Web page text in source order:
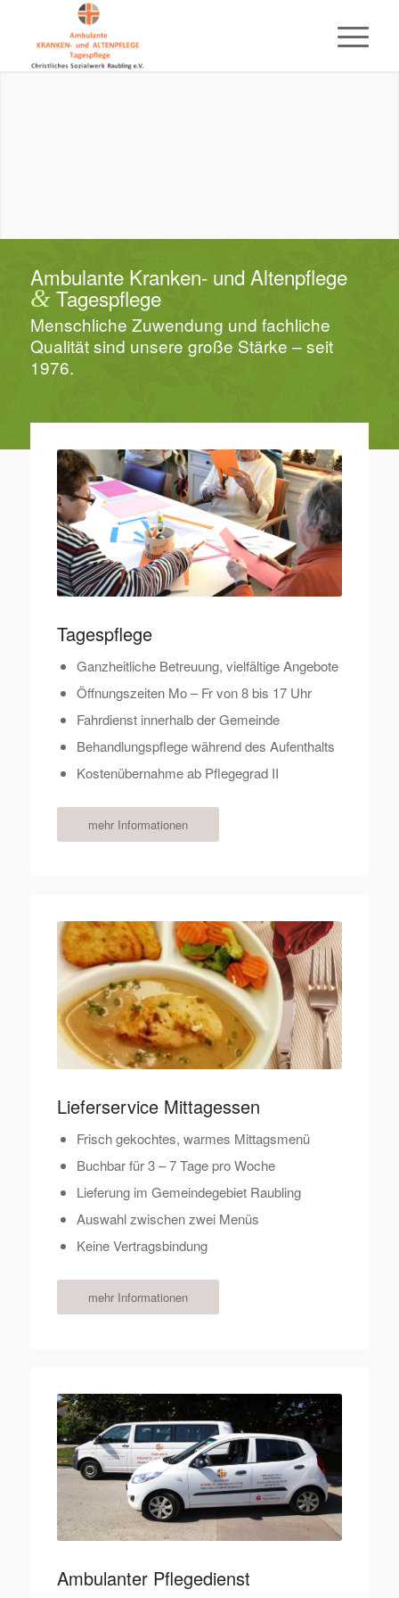
Ambulante Kranken- und Altenpflege
&Tagespflege
Menschliche Zuwendung und fachliche
Qualität sind unsere große Stärke – seit
1976.
Tagespflege
Ganzheitliche Betreuung, vielfältige Angebote
Öffnungszeiten Mo – Fr von 8 bis 17 Uhr
Fahrdienst innerhalb der Gemeinde
Behandlungspflege während des Aufenthalts
Kostenübernahme ab Pflegegrad II
mehr Informationen
Lieferservice Mittagessen
Frisch gekochtes, warmes Mittagsmenü
Buchbar für 3 – 7 Tage pro Woche
Lieferung im Gemeindegebiet Raubling
Auswahl zwischen zwei Menüs
Keine Vertragsbindung
mehr Informationen
Ambulanter Pflegedienst